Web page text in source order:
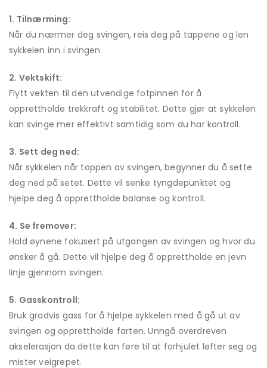
1. Tilnærming:
Når du nærmer deg svingen, reis deg på tappene og len
sykkelen inn i svingen.
2. Vektskift:
Flytt vekten til den utvendige fotpinnen for å
opprettholde trekkraft og stabilitet. Dette gjør at sykkelen
kan svinge mer effektivt samtidig som du har kontroll.
3. Sett deg ned:
Når sykkelen når toppen av svingen, begynner du å sette
deg ned på setet. Dette vil senke tyngdepunktet og
hjelpe deg å opprettholde balanse og kontroll.
4. Se fremover:
Hold øynene fokusert på utgangen av svingen og hvor du
ønsker å gå. Dette vil hjelpe deg å opprettholde en jevn
linje gjennom svingen.
5. Gasskontroll:
Bruk gradvis gass for å hjelpe sykkelen med å gå ut av
svingen og opprettholde farten. Unngå overdreven
akselerasjon da dette kan føre til at forhjulet løfter seg og
mister veigrepet.